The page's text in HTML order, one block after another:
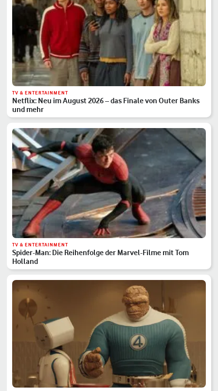
TV & ENTERTAINMENT
Netflix: Neu im August 2026 – das Finale von Outer Banks
und mehr
TV & ENTERTAINMENT
Spider-Man: Die Reihenfolge der Marvel-Filme mit Tom
Holland